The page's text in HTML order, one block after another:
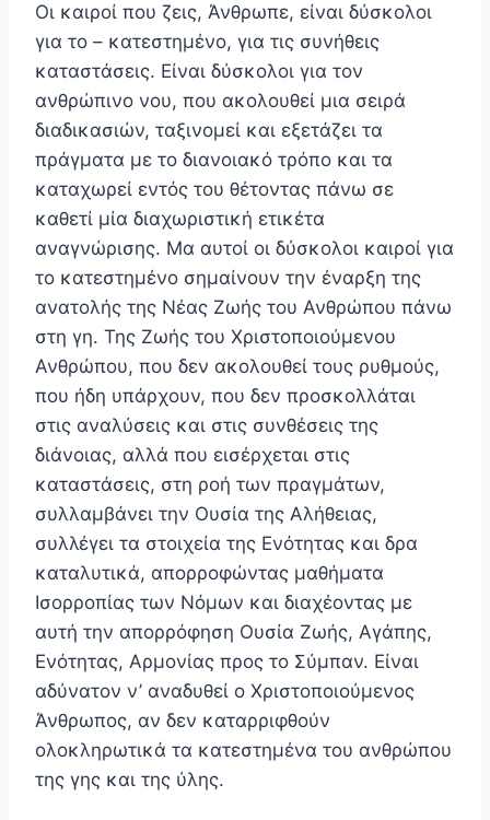
Οι καιροί που ζεις, Άνθρωπε, είναι δύσκολοι
για το – κατεστημένο, για τις συνήθεις
καταστάσεις. Είναι δύσκο­λοι για τον
ανθρώπινο νου, που ακολουθεί μια σειρά
διαδικασιών, ταξινομεί και εξετάζει τα
πράγματα με το διανοιακό τρόπο και τα
καταχωρεί εντός του θέτοντας πάνω σε
καθετί μία διαχωριστική ετικέτα
αναγνώρισης. Μα αυτοί οι δύσκολοι καιροί για
το κατεστημένο σημαίνουν την έναρξη της
ανατολής της Νέας Ζωής του Ανθρώπου πάνω
στη γη. Της Ζωής του Χριστοποιούμενου
Ανθρώπου, που δεν ακολουθεί τους ρυθμούς,
που ήδη υπάρχουν, που δεν προσκολλάται
στις αναλύσεις και στις συνθέσεις της
διάνοιας, αλλά που εισέρχεται στις
καταστάσεις, στη ροή των πραγμάτων,
συλλαμβάνει την Ουσία της Αλήθειας,
συλλέγει τα στοιχεία της Ενότητας και δρα
καταλυτικά, απορροφώντας μαθήματα
Ισορρο­πίας των Νόμων και διαχέοντας με
αυτή την απορρόφηση Ουσία Ζωής, Αγάπης,
Ενότητας, Αρμονίας προς το Σύμπαν. Είναι
αδύνατον ν’ αναδυθεί ο Χριστοποιούμενος
Άνθρωπος, αν δεν καταρριφθούν
ολοκληρωτικά τα κατε­στημένα του ανθρώπου
της γης και της ύλης.